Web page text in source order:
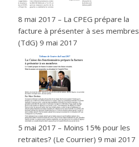
8 mai 2017 – La CPEG prépare la
facture à présenter à ses membres
(TdG) 9 mai 2017
5 mai 2017 – Moins 15% pour les
retraites? (Le Courrier) 9 mai 2017